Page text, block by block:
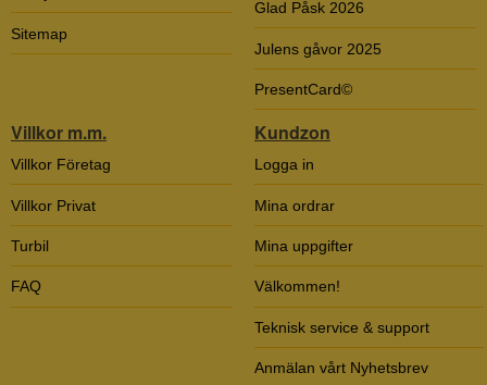
Sitemap
Glad Påsk 2026
Julens gåvor 2025
PresentCard©
Villkor m.m.
Villkor Företag
Villkor Privat
Turbil
FAQ
Kundzon
Logga in
Mina ordrar
Mina uppgifter
Välkommen!
Teknisk service & support
Anmälan vårt Nyhetsbrev